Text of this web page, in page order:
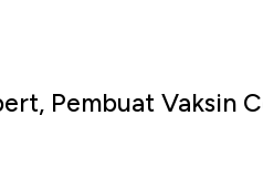
Pembuat Vaksin